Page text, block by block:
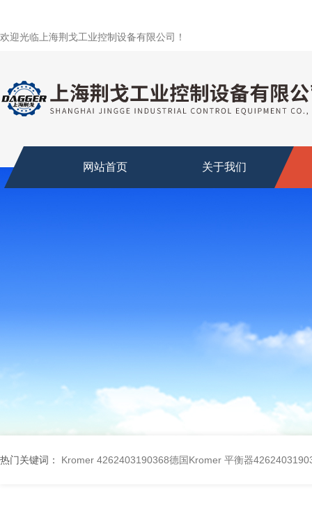
欢迎光临上海荆戈工业控制设备有限公司！
网站首页 关于我们
热门关键词： Kromer 4262403190368德国Kromer 平衡器